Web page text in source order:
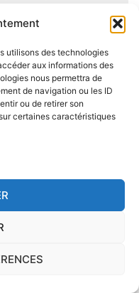
utilisons des technologies
aux informations des
nous permettra de
de navigation ou les ID
ou de retirer son
certaines caractéristiques
des
ville
se trouve dans une